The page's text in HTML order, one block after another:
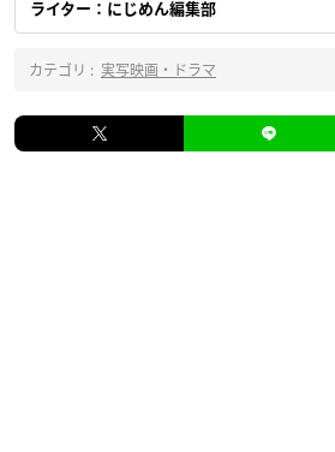
ライター：にじめん編集部
カテゴリ : 実写映画・ドラマ